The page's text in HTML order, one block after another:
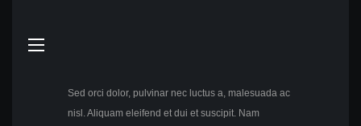
Sed orci dolor, pulvinar nec luctus a, malesuada ac
nisl. Aliquam eleifend et dui et suscipit. Nam